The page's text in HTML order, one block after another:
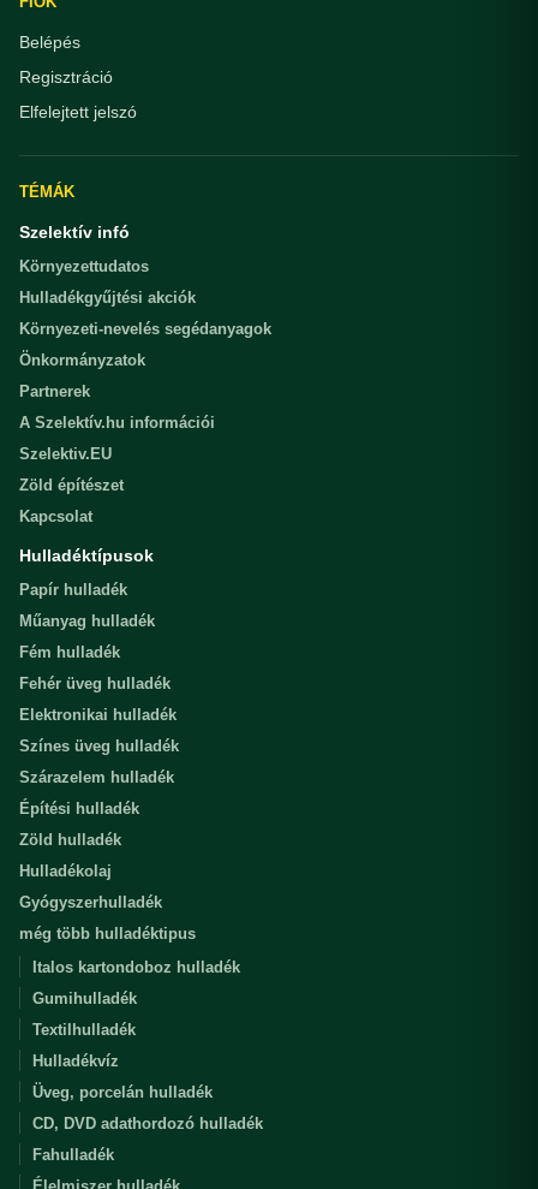
Belépés
Regisztráció
Elfelejtett jelszó
TÉMÁK
Szelektív infó
Környezettudatos
Hulladékgyűjtési akciók
Környezeti-nevelés segédanyagok
Önkormányzatok
Partnerek
A Szelektív.hu információi
Szelektiv.EU
Zöld építészet
Kapcsolat
Hulladéktípusok
Papír hulladék
Műanyag hulladék
Fém hulladék
Fehér üveg hulladék
Elektronikai hulladék
Színes üveg hulladék
Szárazelem hulladék
Építési hulladék
Zöld hulladék
Hulladékolaj
Gyógyszerhulladék
még több hulladéktipus
Italos kartondoboz hulladék
Gumihulladék
Textilhulladék
Hulladékvíz
Üveg, porcelán hulladék
CD, DVD adathordozó hulladék
Fahulladék